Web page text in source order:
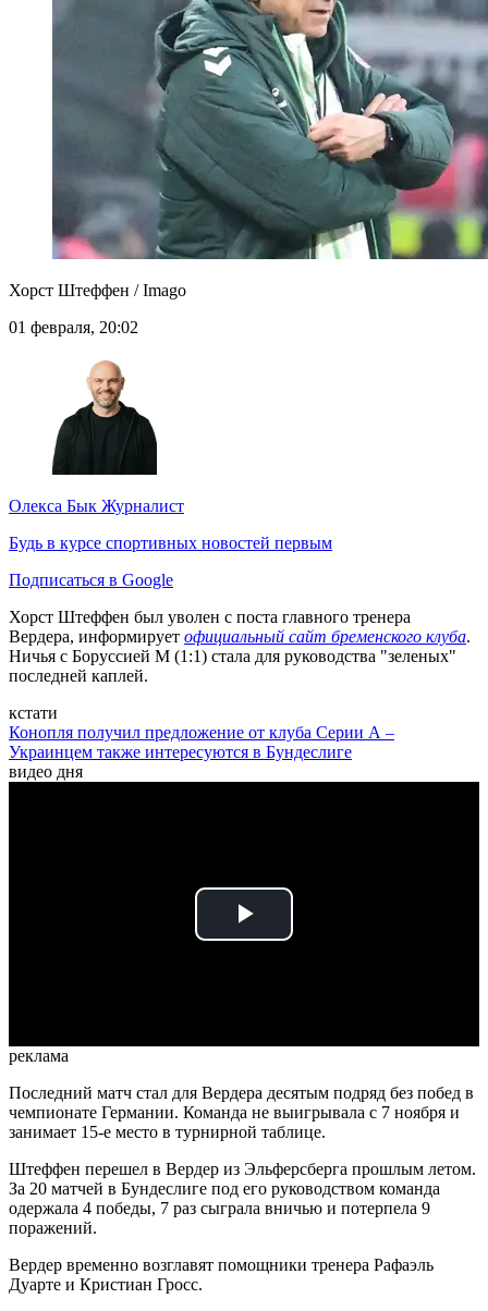
Хорст Штеффен / Imago
01 февраля, 20:02
Олекса Бык Журналист
Будь в курсе спортивных новостей первым
Подписаться в Google
Хорст Штеффен был уволен с поста главного тренера
Вердера, информирует официальный сайт бременского клуба.
Ничья с Боруссией М (1:1) стала для руководства "зеленых"
последней каплей.
кстати
Конопля получил предложение от клуба Серии А –
Украинцем также интересуются в Бундеслиге
видео дня
Play
реклама
Последний матч стал для Вердера десятым подряд без побед в
чемпионате Германии. Команда не выигрывала с 7 ноября и
занимает 15-е место в турнирной таблице.
Штеффен перешел в Вердер из Эльферсберга прошлым летом.
За 20 матчей в Бундеслиге под его руководством команда
одержала 4 победы, 7 раз сыграла вничью и потерпела 9
поражений.
Вердер временно возглавят помощники тренера Рафаэль
Дуарте и Кристиан Гросс.